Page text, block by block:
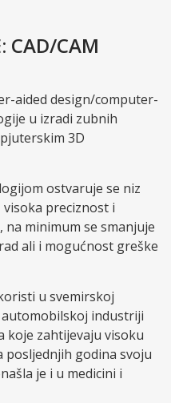
CAD/CAM
aided design/computer-
u izradi zubnih
3D
ostvaruje se niz
preciznost i
minimum se smanjuje
ali i mogućnost greške
u svemirskoj
industriji
zahtijevaju visoku
posljednjih godina svoju
je i u medicini i